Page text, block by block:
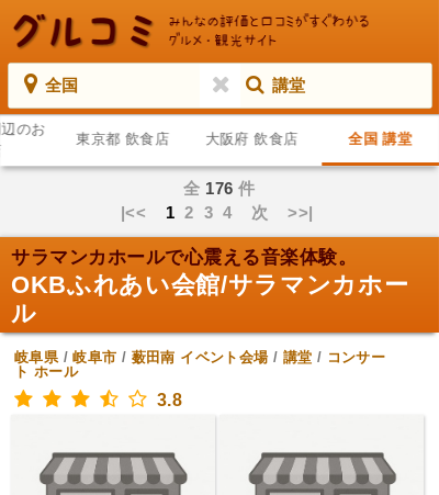
全国 講堂
のお
東京都 飲食店 大阪府 飲食店 全国 講堂
全 176 件
|<< 12 3 4 次 >>|
サラマンカホールで心震える音楽体験。
OKBふれあい会館/サラマンカホー
ル
岐阜県/岐阜市 / 薮田南 イベント会場/ 講堂 / コンサー
ト ホール
3.8